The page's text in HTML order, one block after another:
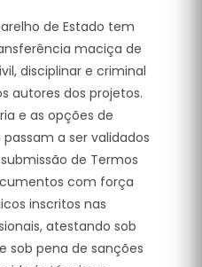
de Estado tem
maciça de
disciplinar e criminal
autores dos projetos.
e as opções de
a ser validados
de Termos
com força
inscritos nas
atestando sob
sob pena de sanções